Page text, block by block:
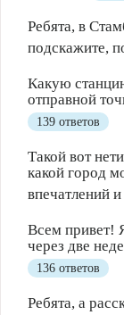
Полезно 1
Ребята, в
подскажите,
Какую
отправной
139 ответов
Такой вот
какой город
впечатлений и
Всем привет!
через две
136 ответов
Ребята, а